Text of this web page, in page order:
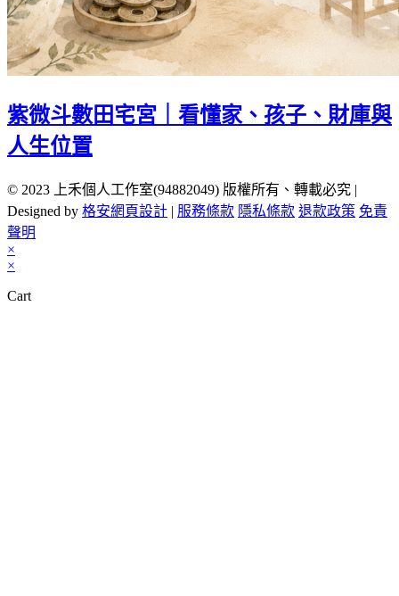
紫微斗數田宅宮｜看懂家、孩子、財庫與
人生位置
© 2023 上禾個人工作室(94882049) 版權所有、轉載必究 |
Designed by 格安網頁設計 | 服務條款 隱私條款 退款政策 免責
聲明
×
×
Cart